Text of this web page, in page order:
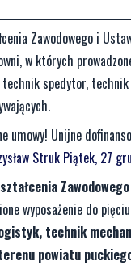
Zawodowego i
w których
spedytor, technik
umowy! Unijne
Struk Piątek, 27
wyposażenie do
technik
powiatu